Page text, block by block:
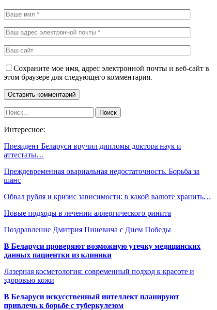
Сохраните мое имя, адрес электронной почты и веб-сайт в
этом браузере для следующего комментария.
Интересное:
Президент Беларуси вручил дипломы доктора наук и
аттестаты…
Преждевременная овариальная недостаточность. Борьба за
шанс
Обвал рубля и кризис зависимости: в какой валюте хранить…
Новые подходы в лечении аллергического ринита
Поздравление Дмитрия Пиневича с Днем Победы
В Беларуси проверяют возможную утечку медицинских
данных пациентки из клиники
Лазерная косметология: современный подход к красоте и
здоровью кожи
В Беларуси искусственный интеллект планируют
привлечь к борьбе с туберкулезом